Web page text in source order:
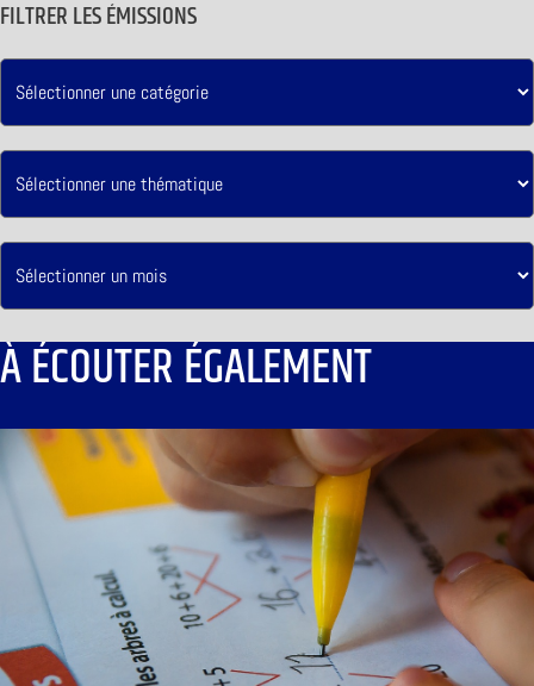
FILTRER LES ÉMISSIONS
À ÉCOUTER ÉGALEMENT